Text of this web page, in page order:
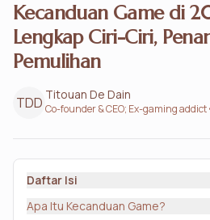
Kecanduan Game di
Lengkap Ciri-Ciri,
Pemulihan
TDD Titouan De Dain
Co-founder & CEO; Ex-gaming addict
Daftar Isi
Apa Itu Kecanduan Game?